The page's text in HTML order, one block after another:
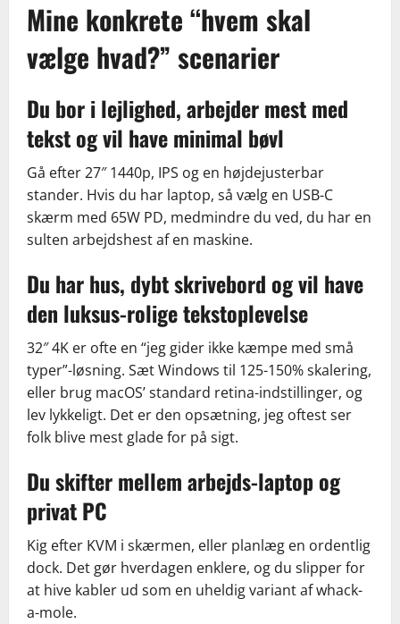
Mine konkrete “hvem skal
vælge hvad?” scenarier
Du bor i lejlighed, arbejder mest med
tekst og vil have minimal bøvl
Gå efter 27″ 1440p, IPS og en højdejusterbar
stander. Hvis du har laptop, så vælg en USB-C
skærm med 65W PD, medmindre du ved, du har en
sulten arbejdshest af en maskine.
Du har hus, dybt skrivebord og vil have
den luksus-rolige tekstoplevelse
32″ 4K er ofte en “jeg gider ikke kæmpe med små
typer”-løsning. Sæt Windows til 125-150% skalering,
eller brug macOS’ standard retina-indstillinger, og
lev lykkeligt. Det er den opsætning, jeg oftest ser
folk blive mest glade for på sigt.
Du skifter mellem arbejds-laptop og
privat PC
Kig efter KVM i skærmen, eller planlæg en ordentlig
dock. Det gør hverdagen enklere, og du slipper for
at hive kabler ud som en uheldig variant af whack-
a-mole.